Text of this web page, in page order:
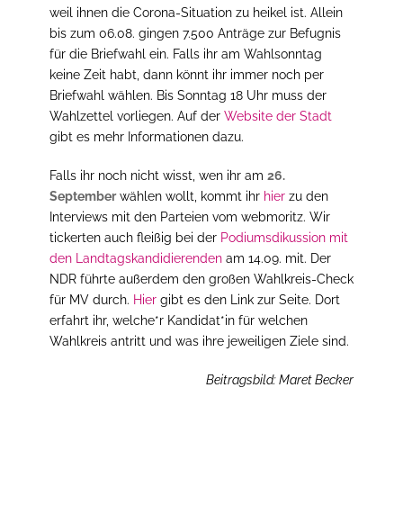
weil ihnen die Corona-Situation zu heikel ist. Allein
bis zum 06.08. gingen 7.500 Anträge zur Befugnis
für die Briefwahl ein. Falls ihr am Wahlsonntag
keine Zeit habt, dann könnt ihr immer noch per
Briefwahl wählen. Bis Sonntag 18 Uhr muss der
Wahlzettel vorliegen. Auf der Website der Stadt
gibt es mehr Informationen dazu.
Falls ihr noch nicht wisst, wen ihr am 26.
September wählen wollt, kommt ihr hier zu den
Interviews mit den Parteien vom webmoritz. Wir
tickerten auch fleißig bei der Podiumsdikussion mit
den Landtagskandidierenden am 14.09. mit. Der
NDR führte außerdem den großen Wahlkreis-Check
für MV durch. Hier gibt es den Link zur Seite. Dort
erfahrt ihr, welche*r Kandidat*in für welchen
Wahlkreis antritt und was ihre jeweiligen Ziele sind.
Beitragsbild: Maret Becker